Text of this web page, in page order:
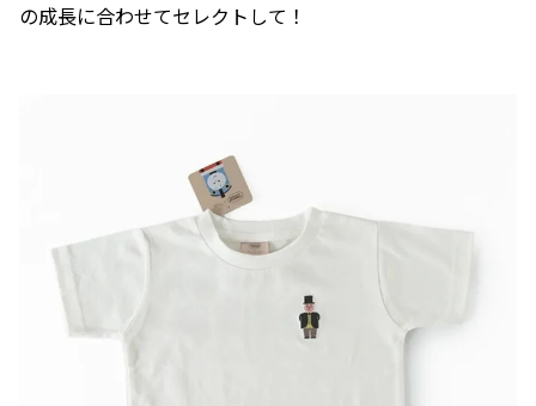
の成長に合わせてセレクトして！